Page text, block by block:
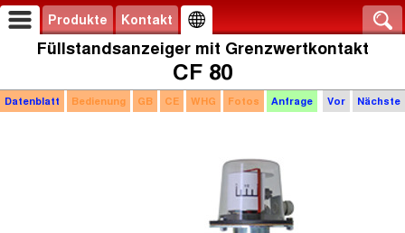
Produkte Kontakt
Füllstandsanzeiger mit Grenzwertkontakt
CF 80
Vor Nächste
Datenblatt Bedienung GB CE WHG Fotos Anfrage